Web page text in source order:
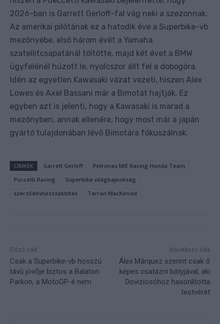
2026-ban is Garrett Gerloff-fal vág neki a szezonnak.
Az amerikai pilótának ez a hatodik éve a Superbike-vb
mezőnyébe, első három évét a Yamaha
szatellitcsapatánál töltötte, majd két évet a BMW
ügyfelénél húzott le, nyolcszor állt fel a dobogóra.
Idén az egyetlen Kawasaki vázat vezeti, hiszen Alex
Lowes és Axel Bassani már a Bimotát hajtják. Ez
egyben azt is jelenti, hogy a Kawasaki is marad a
mezőnyben, annak ellenére, hogy most már a japán
gyártó tulajdonában lévő Bimotára fókuszálnak.
CIMKÉK Garrett Gerloff
Petronas MIE Racing Honda Team
Puccetti Racing
Superbike világbajnokság
szerződéshosszabbítás
Tarran MacKenzie
Előző cikk
Csak a Superbike-vb hosszú
távú jövője biztos a Balaton
Parkon, a MotoGP-é nem
Következő cikk
Álex Márquez szerint csak ő
képes csatázni bátyjával, aki
Doviziosóhoz hasonlította
testvérét